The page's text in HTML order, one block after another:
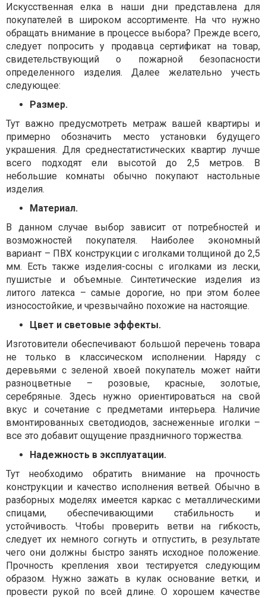
Искусственная елка в наши дни представлена для
покупателей в широком ассортименте. На что нужно
обращать внимание в процессе выбора? Прежде всего,
следует попросить у продавца сертификат на товар,
свидетельствующий о пожарной безопасности
определенного изделия. Далее желательно учесть
следующее:
Размер.
Тут важно предусмотреть метраж вашей квартиры и
примерно обозначить место установки будущего
украшения. Для среднестатистических квартир лучше
всего подходят ели высотой до 2,5 метров. В
небольшие комнаты обычно покупают настольные
изделия.
Материал.
В данном случае выбор зависит от потребностей и
возможностей покупателя. Наиболее экономный
вариант – ПВХ конструкции с иголками толщиной до 2,5
мм. Есть также изделия-сосны с иголками из лески,
пушистые и объемные. Синтетические изделия из
литого латекса – самые дорогие, но при этом более
износостойкие, и чрезвычайно похожие на настоящие.
Цвет и световые эффекты.
Изготовители обеспечивают большой перечень товара
не только в классическом исполнении. Наряду с
деревьями с зеленой хвоей покупатель может найти
разноцветные – розовые, красные, золотые,
серебряные. Здесь нужно ориентироваться на свой
вкус и сочетание с предметами интерьера. Наличие
вмонтированных светодиодов, заснеженные иголки –
все это добавит ощущение праздничного торжества.
Надежность в эксплуатации.
Тут необходимо обратить внимание на прочность
конструкции и качество исполнения ветвей. Обычно в
разборных моделях имеется каркас с металлическими
спицами, обеспечивающими стабильность и
устойчивость. Чтобы проверить ветви на гибкость,
следует их немного согнуть и отпустить, в результате
чего они должны быстро занять исходное положение.
Прочность крепления хвои тестируется следующим
образом. Нужно зажать в кулак основание ветки, и
провести рукой по всей длине. О хорошем качестве